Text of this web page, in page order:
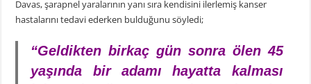
Davas, şarapnel yaralarının yanı sıra kendisini ilerlemiş kanser
hastalarını tedavi ederken bulduğunu söyledi;
“Geldikten birkaç gün sonra ölen 45
yaşında bir adamı hayatta kalması